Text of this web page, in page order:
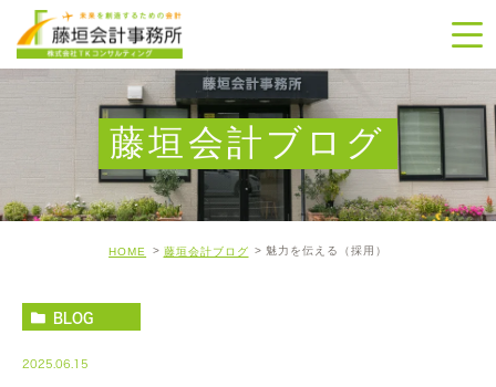
藤垣会計ブログ
HOME 藤垣会計ブログ 魅力を伝える（採用）
BLOG
2025.06.15